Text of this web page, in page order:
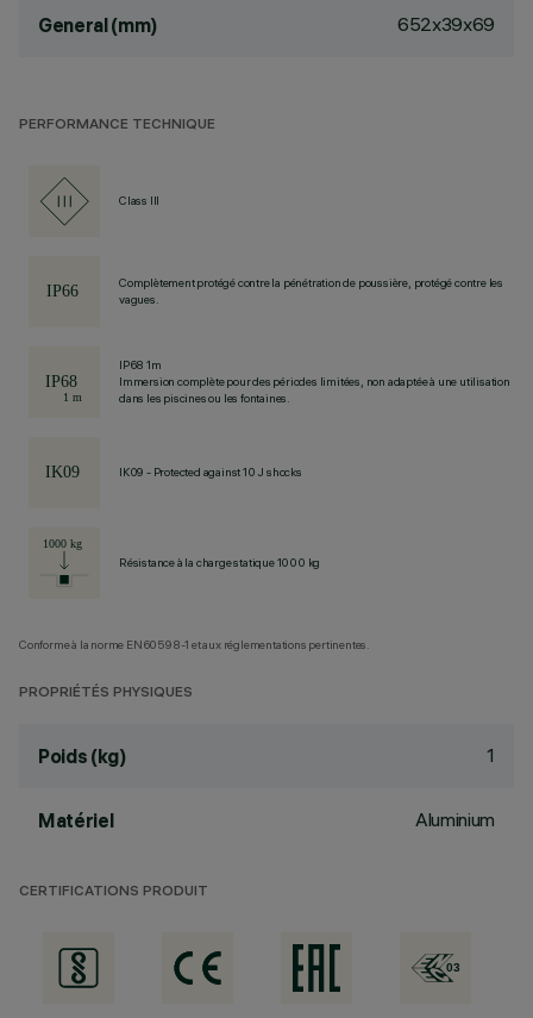
General (mm) 652x39x69
PERFORMANCE TECHNIQUE
Class III
Complètement protégé contre la pénétration de poussière, protégé contre les
vagues.
IP68 1m
Immersion complète pour des périodes limitées, non adaptée à une utilisation
dans les piscines ou les fontaines.
IK09 - Protected against 10 J shocks
Résistance à la charge statique 1000 kg
Conforme à la norme EN60598-1 et aux réglementations pertinentes.
PROPRIÉTÉS PHYSIQUES
Poids (kg) 1
Matériel Aluminium
CERTIFICATIONS PRODUIT